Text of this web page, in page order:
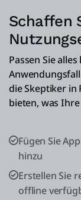
Schaffen
Passen Sie
die Skeptiker in
bieten, was
Fügen Sie
hinzu
Erstellen Sie
offline